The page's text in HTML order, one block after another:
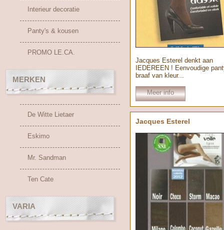
Interieur decoratie
Panty's & kousen
PROMO LE.CA.
MERKEN
De Witte Lietaer
Eskimo
Mr. Sandman
Ten Cate
VARIA
Jacques Esterel denkt aan
IEDEREEN ! Eenvoudige
braaf van kleur...
Meer info
Jacques Esterel